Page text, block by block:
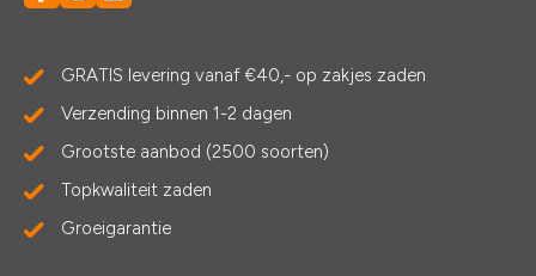
GRATIS levering vanaf €40,- op zakjes zaden
Verzending binnen 1-2 dagen
Grootste aanbod (2500 soorten)
Topkwaliteit zaden
Groeigarantie